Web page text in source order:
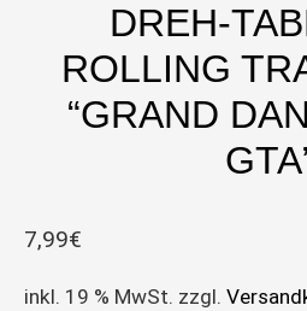
DREH-
ROLLING
“GRAND
7,99€
inkl. 19 % MwSt. zzgl.